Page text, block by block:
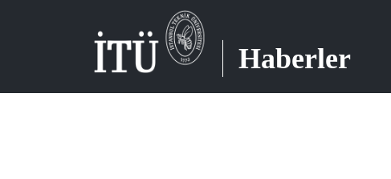
Haberler